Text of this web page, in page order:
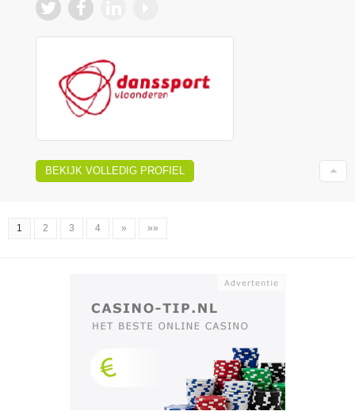
BEKIJK VOLLEDIG PROFIEL
1 2 3 4 » »»